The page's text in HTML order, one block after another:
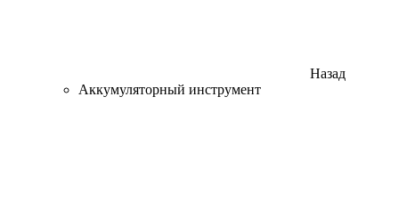
Назад
Аккумуляторный инструмент